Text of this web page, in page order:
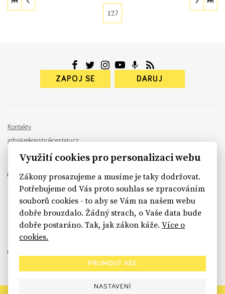
127
ZAPOJ SE DARUJ
Kontakty
info@rekonstrukcestatu.cz
Návrh a vývoj: Sinfin , ilustrace:
sinfin.digital
Využití cookies pro personalizaci webu
Zákony prosazujeme a musíme je taky dodržovat.
Potřebujeme od Vás proto souhlas se zpracováním
souborů cookies - to aby se Vám na našem webu
dobře brouzdalo. Žádný strach, o Vaše data bude
dobře postaráno. Tak, jak zákon káže.Více o
cookies.
PŘIJMOUT VŠE
NASTAVENÍ